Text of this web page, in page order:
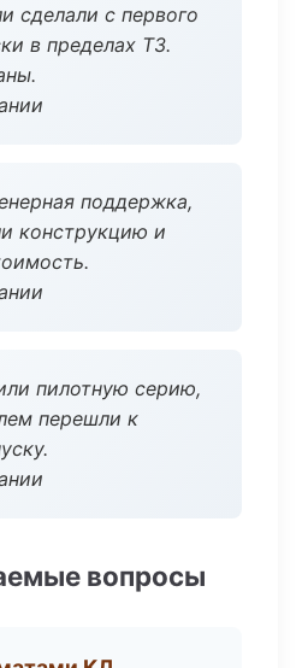
сделали с первого
в пределах ТЗ.
поддержка,
конструкцию и
пилотную серию,
перешли к
вопросы